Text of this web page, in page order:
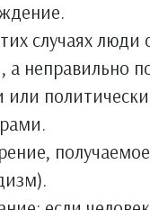
случаях люди
а неправильно